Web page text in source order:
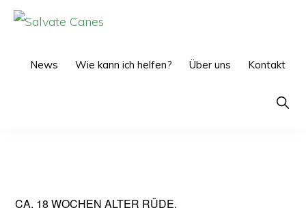
Zur
Zum
News Wie kann ich helfen? Über uns Kontakt
Show
CA. 18 WOCHEN ALTER RÜDE.